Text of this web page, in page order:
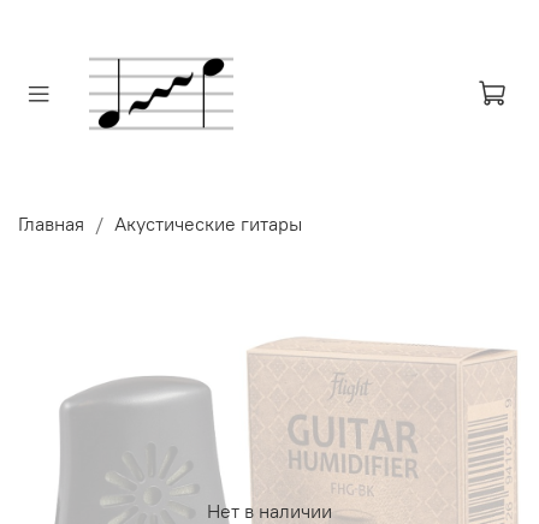
Главная Акустические гитары
Нет в наличии